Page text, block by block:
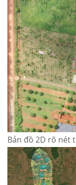
Bản đồ 2D rõ nét